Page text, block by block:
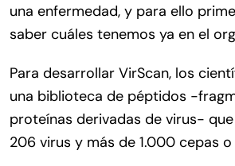
una enfermedad, y para ello
saber cuáles tenemos ya en el
Para desarrollar VirScan, los
una biblioteca de péptidos -
proteínas derivadas de virus-
206 virus y más de 1.000 cepas